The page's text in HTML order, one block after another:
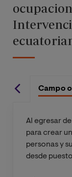
escolar
encias:
encias:
Campo
Al egresar
para crear
personas y
desde